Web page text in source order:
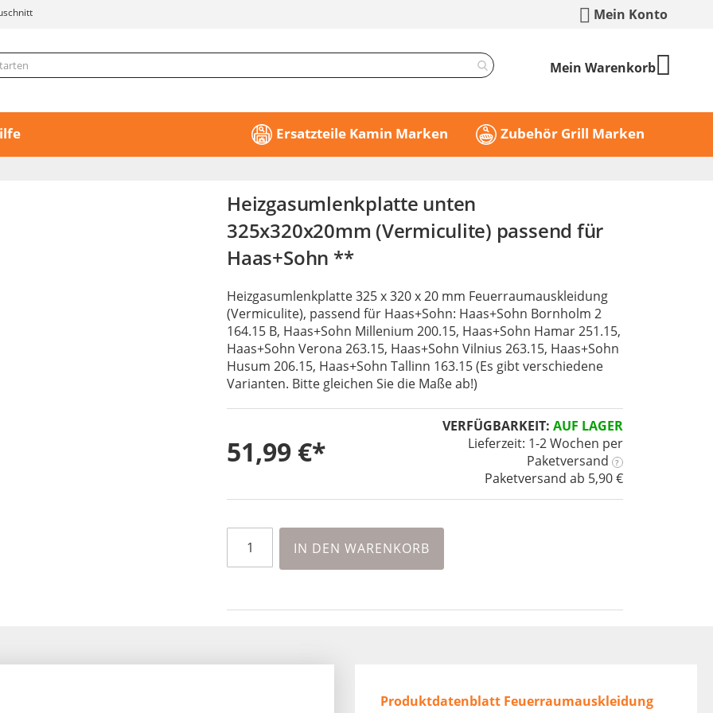
Mein Konto
Mein Warenkorb
Ersatzteile Kamin Marken Zubehör Grill Marken
Heizgasumlenkplatte unten
325x320x20mm (Vermiculite) passend für
Haas+Sohn **
Heizgasumlenkplatte 325 x 320 x 20 mm Feuerraumauskleidung
(Vermiculite), passend für Haas+Sohn: Haas+Sohn Bornholm 2
164.15 B, Haas+Sohn Millenium 200.15, Haas+Sohn Hamar 251.15,
Haas+Sohn Verona 263.15, Haas+Sohn Vilnius 263.15, Haas+Sohn
Husum 206.15, Haas+Sohn Tallinn 163.15 (Es gibt verschiedene
Varianten. Bitte gleichen Sie die Maße ab!)
VERFÜGBARKEIT: AUF LAGER
Lieferzeit: 1-2 Wochen per
Paketversand
?
Paketversand ab 5,90 €
51,99 €
IN DEN WARENKORB
Produktdatenblatt Feuerraumauskleidung